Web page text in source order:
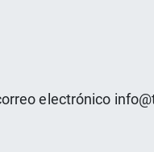
electrónico